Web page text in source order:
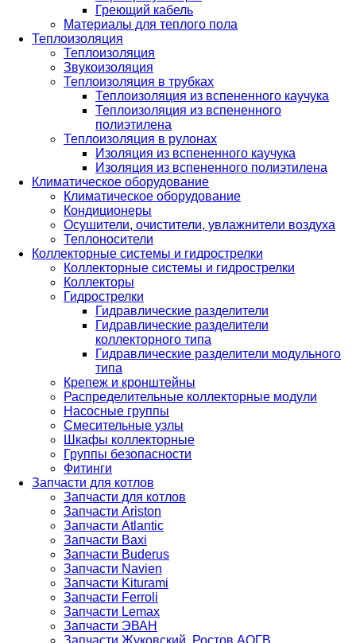
Греющий кабель
Материалы для теплого пола
Теплоизоляция
Теплоизоляция
Звукоизоляция
Теплоизоляция в трубках
Теплоизоляция из вспененного каучука
Теплоизоляция из вспененного
полиэтилена
Теплоизоляция в рулонах
Изоляция из вспененного каучука
Изоляция из вспененного полиэтилена
Климатическое оборудование
Климатическое оборудование
Кондиционеры
Осушители, очистители, увлажнители воздуха
Теплоносители
Коллекторные системы и гидрострелки
Коллекторные системы и гидрострелки
Коллекторы
Гидрострелки
Гидравлические разделители
Гидравлические разделители
коллекторного типа
Гидравлические разделители модульного
типа
Крепеж и кронштейны
Распределительные коллекторные модули
Насосные группы
Смесительные узлы
Шкафы коллекторные
Группы безопасности
Фитинги
Запчасти для котлов
Запчасти для котлов
Запчасти Ariston
Запчасти Atlantic
Запчасти Baxi
Запчасти Buderus
Запчасти Navien
Запчасти Kiturami
Запчасти Ferroli
Запчасти Lemax
Запчасти ЭВАН